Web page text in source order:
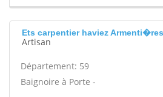
Ets carpentier haviez Armenti�res
Artisan
Département: 59
Baignoire à Porte -